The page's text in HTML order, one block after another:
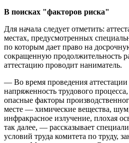
В поисках "факторов риска"
Для начала следует отметить:
местах, предусмотренных
по которым дает право на
сокращенную продолжительность
аттестацию проводит наниматель.
— Во время проведения
напряженность трудового
опасные факторы
месте — химические вещества,
инфракрасное излучение, плохая
так далее, — рассказывает
условий труда комитета по труду,